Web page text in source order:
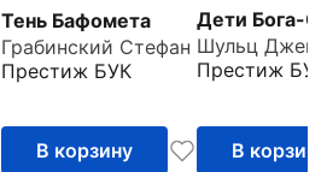
Тень Бафомета
Грабинский Стефан
Престиж БУК
В корзину
Дети Бога-
Престиж БУК
В корзину